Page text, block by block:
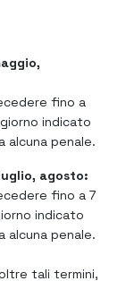
fino a
indicato
alcuna penale.
agosto:
fino a 7
indicato
alcuna penale.
tali termini,